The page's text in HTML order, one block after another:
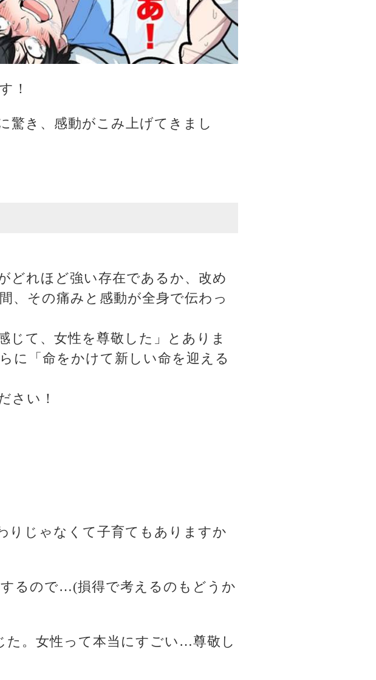
！
驚き、感動がこみ上げてきまし
どれほど強い存在であるか、改め
、その痛みと感動が全身で伝わっ
じて、女性を尊敬した」とありま
に「命をかけて新しい命を迎える
さい！
りじゃなくて子育てもありますか
るので…(損得で考えるのもどうか
た。女性って本当にすごい…尊敬し